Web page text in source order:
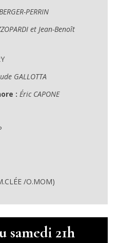
PERRIN
et Jean-Benoît
GALLOTTA
: Éric CAPONE
/O.MOM)
samedi 21h